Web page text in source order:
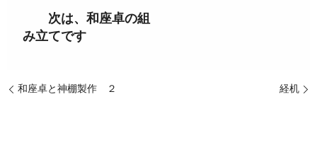
次は、和座卓の組
み立てです
和座卓と神棚製作 ２ 経机